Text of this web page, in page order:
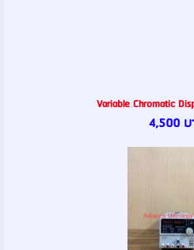
Variable Chromatic
4,500